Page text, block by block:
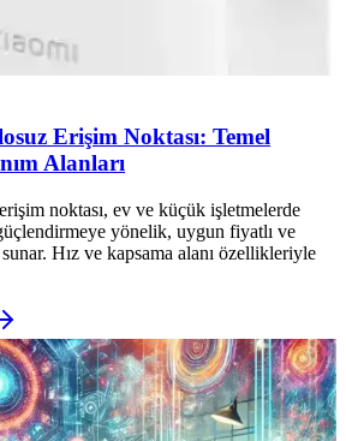
Erişim Noktası: Temel
Alanları
noktası, ev ve küçük işletmelerde
yönelik, uygun fiyatlı ve
Hız ve kapsama alanı özellikleriyle